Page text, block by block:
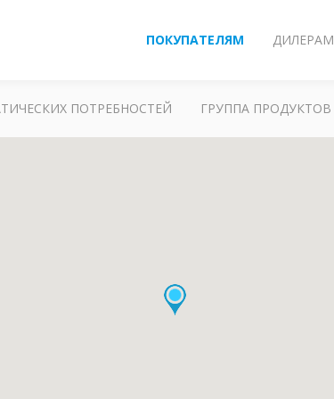
ПОКУПАТЕЛЯМ ДИЛЕРАМ
ПОТРЕБНОСТЕЙ ГРУППА ПРОДУКТОВ